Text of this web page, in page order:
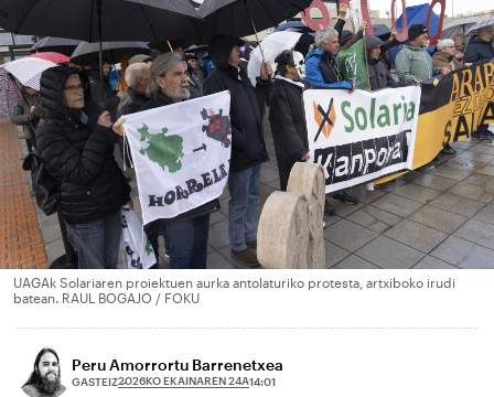
UAGAk Solariaren proiektuen aurka antolaturiko protesta, artxiboko irudi
batean. RAUL BOGAJO / FOKU
Peru Amorrortu Barrenetxea
GASTEIZ2026KO EKAINAREN 24A14:01